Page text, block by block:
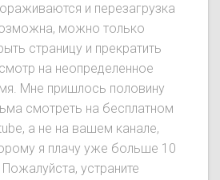
и перезагрузка
можно только
страницу и прекратить
на неопределенное
Мне пришлось половину
смотреть на бесплатном
а не на вашем канале,
я плачу уже больше 10
Пожалуйста, устраните